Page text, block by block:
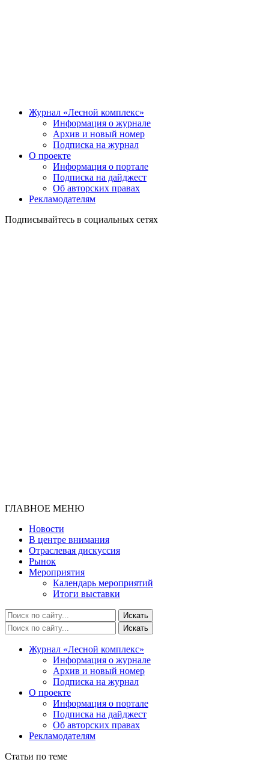
Журнал «Лесной комплекс»
Информация о журнале
Архив и новый номер
Подписка на журнал
О проекте
Информация о портале
Подписка на дайджест
Об авторских правах
Рекламодателям
Подписывайтесь в социальных сетях
ГЛАВНОЕ МЕНЮ
Новости
В центре внимания
Отраслевая дискуссия
Рынок
Мероприятия
Календарь мероприятий
Итоги выставки
Журнал «Лесной комплекс»
Информация о журнале
Архив и новый номер
Подписка на журнал
О проекте
Информация о портале
Подписка на дайджест
Об авторских правах
Рекламодателям
Статьи по теме